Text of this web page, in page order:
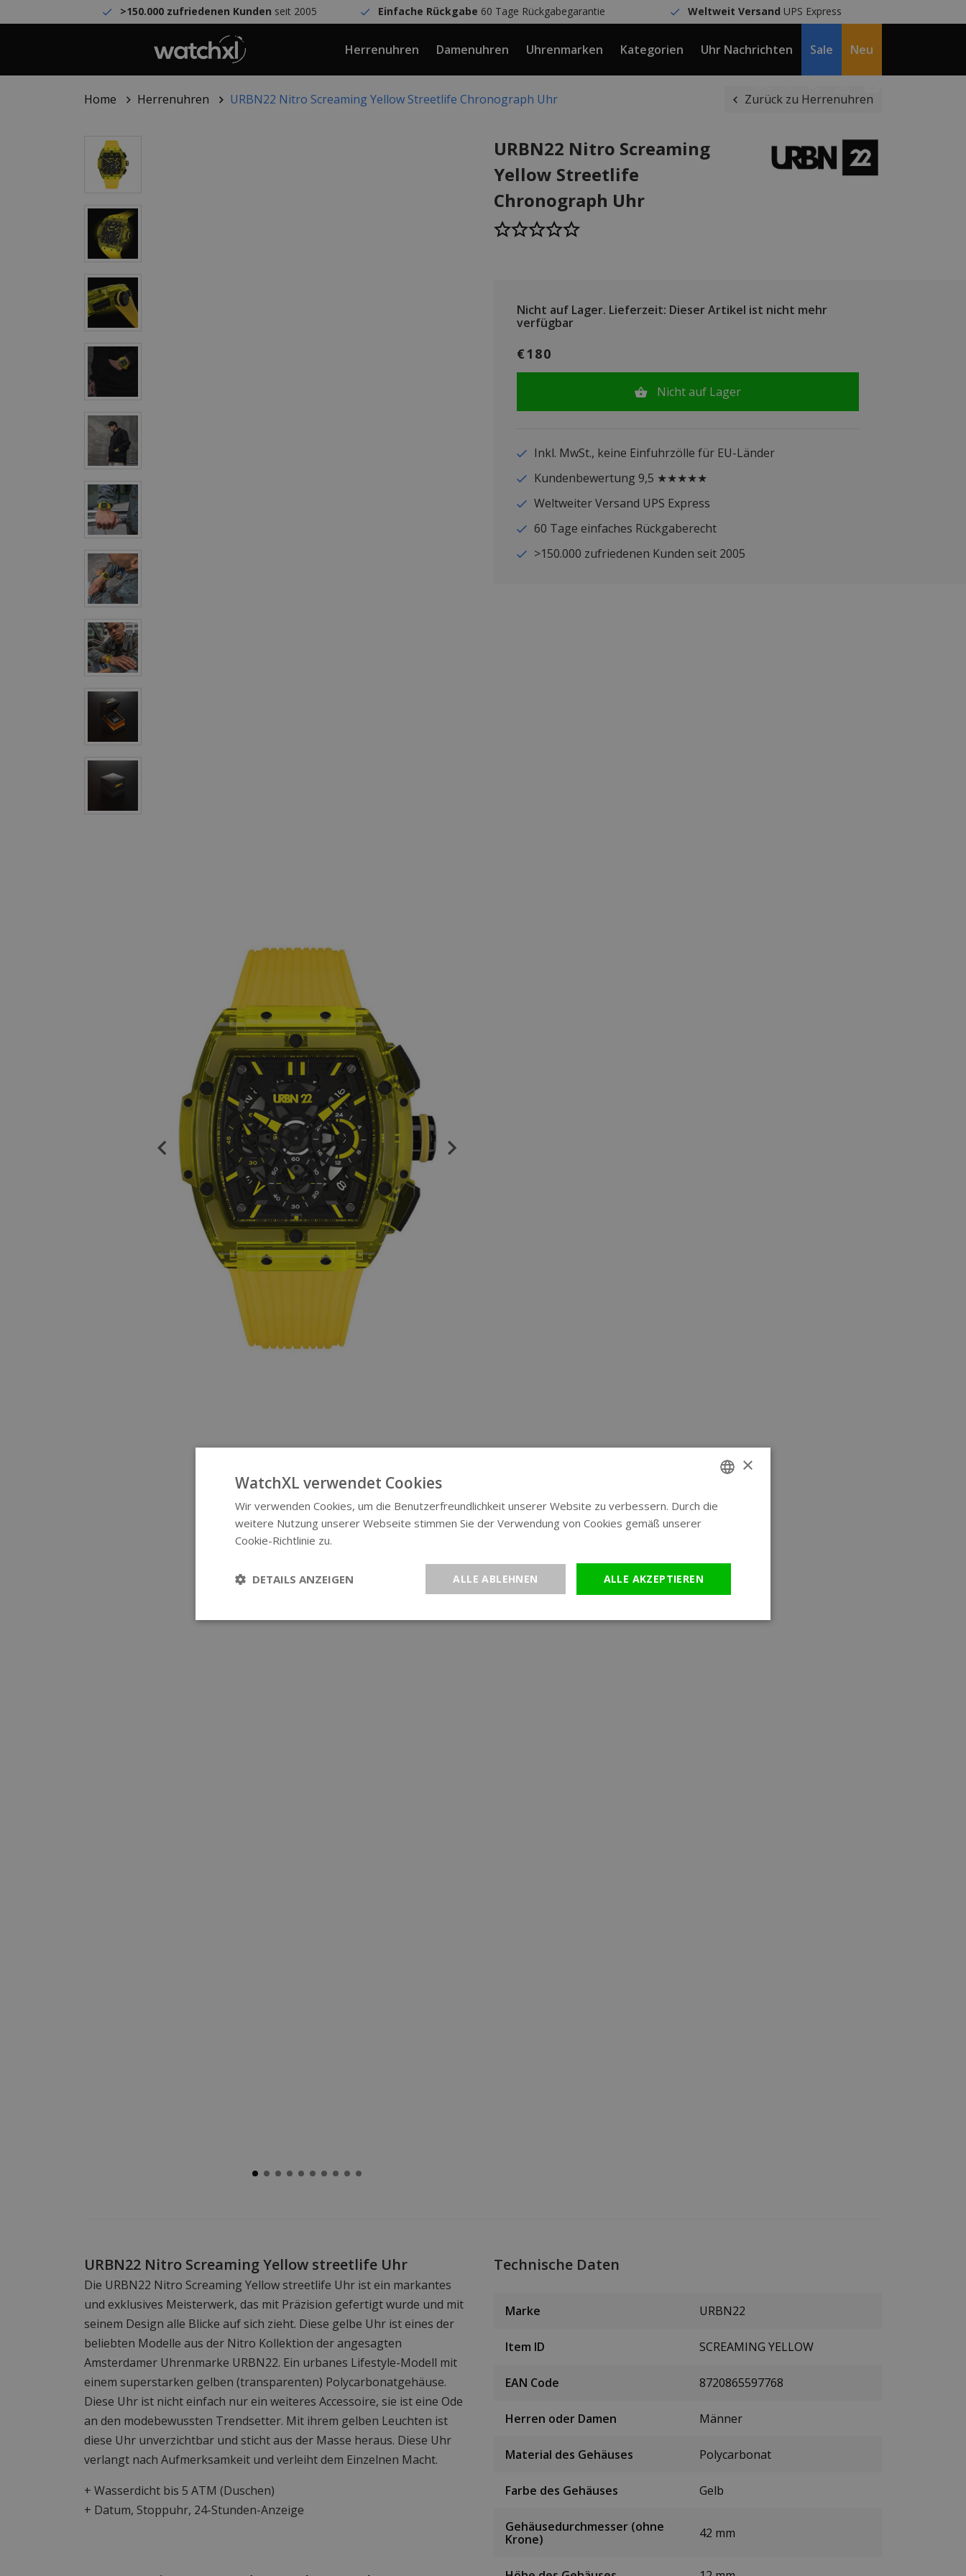
>150.000 zufriedenen Kunden seit 2005 Einfache Rückgabe 60 Tage Rückgabegarantie Weltweit Versand UPS Express
Herrenuhren Damenuhren Uhrenmarken Kategorien Uhr Nachrichten Sale Neu
Home Herrenuhren URBN22 Nitro Screaming Yellow Streetlife Chronograph Uhr Zurück zu Herrenuhren
URBN22 Nitro Screaming
Yellow Streetlife
Chronograph Uhr
Nicht auf Lager. Lieferzeit: Dieser Artikel ist nicht mehr
verfügbar
€180
Nicht auf Lager
Inkl. MwSt., keine Einfuhrzölle für EU-Länder
Kundenbewertung 9,5 ★★★★★
Weltweiter Versand UPS Express
60 Tage einfaches Rückgaberecht
>150.000 zufriedenen Kunden seit 2005
URBN22 Nitro Screaming Yellow streetlife Uhr
Die URBN22 Nitro Screaming Yellow streetlife Uhr ist ein markantes
und exklusives Meisterwerk, das mit Präzision gefertigt wurde und mit
seinem Design alle Blicke auf sich zieht. Diese gelbe Uhr ist eines der
beliebten Modelle aus der Nitro Kollektion der angesagten
Amsterdamer Uhrenmarke URBN22. Ein urbanes Lifestyle-Modell mit
einem superstarken gelben (transparenten) Polycarbonatgehäuse.
Diese Uhr ist nicht einfach nur ein weiteres Accessoire, sie ist eine Ode
an den modebewussten Trendsetter. Mit ihrem gelben Leuchten ist
diese Uhr unverzichtbar und sticht aus der Masse heraus. Diese Uhr
verlangt nach Aufmerksamkeit und verleiht dem Einzelnen Macht.
+ Wasserdicht bis 5 ATM (Duschen)
+ Datum, Stoppuhr, 24-Stunden-Anzeige
Technische Daten
Marke URBN22
Item ID SCREAMING YELLOW
EAN Code 8720865597768
Herren oder Damen Männer
Material des Gehäuses Polycarbonat
Farbe des Gehäuses Gelb
Gehäusedurchmesser (ohne
Krone)
42 mm
ENGLISH
×
WatchXL verwendet Cookies
Wir verwenden Cookies, um die Benutzerfreundlichkeit unserer Website zu verbessern. Durch die
weitere Nutzung unserer Webseite stimmen Sie der Verwendung von Cookies gemäß unserer
Cookie-Richtlinie zu.
ALLE AKZEPTIEREN
ALLE ABLEHNEN
DETAILS ANZEIGEN